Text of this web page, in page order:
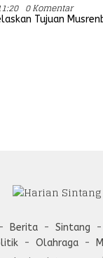
0 Komentar
Tujuan
Berita Sintang
Olahraga